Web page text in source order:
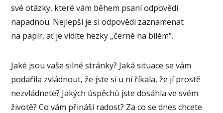
své otázky, které vám během psaní odpovědí
napadnou. Nejlepší je si odpovědi zaznamenat
na papír, ať je vidíte hezky „černé na bílém“.
Jaké jsou vaše silné stránky? Jaká situace se vám
podařila zvládnout, že jste si u ní říkala, že jí prostě
nezvládnete? Jakých úspěchů jste dosáhla ve svém
životě? Co vám přináší radost? Za co se dnes chcete